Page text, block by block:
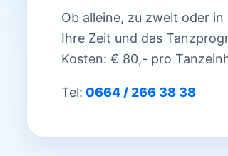
Ob alleine, zu zweit oder
Ihre Zeit und das
Kosten: € 80,- pro
Tel: 0664 / 266 38 38